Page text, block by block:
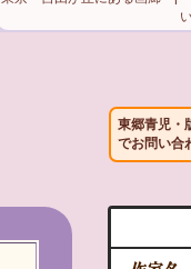
東郷青児・
でお問い合